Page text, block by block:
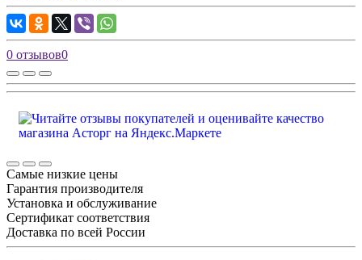
0 отзывов0
Самые низкие цены
Гарантия производителя
Установка и обслуживание
Сертификат соответствия
Доставка по всей России